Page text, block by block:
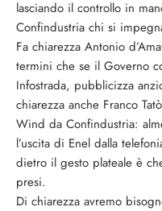
lasciando il controllo in
Confindustria chi si
Fa chiarezza Antonio
termini che se il Governo
Infostrada, pubblicizza
chiarezza anche Franco
Wind da Confindustria:
l’uscita di Enel dalla
dietro il gesto plateale è
presi.
Di chiarezza avremo